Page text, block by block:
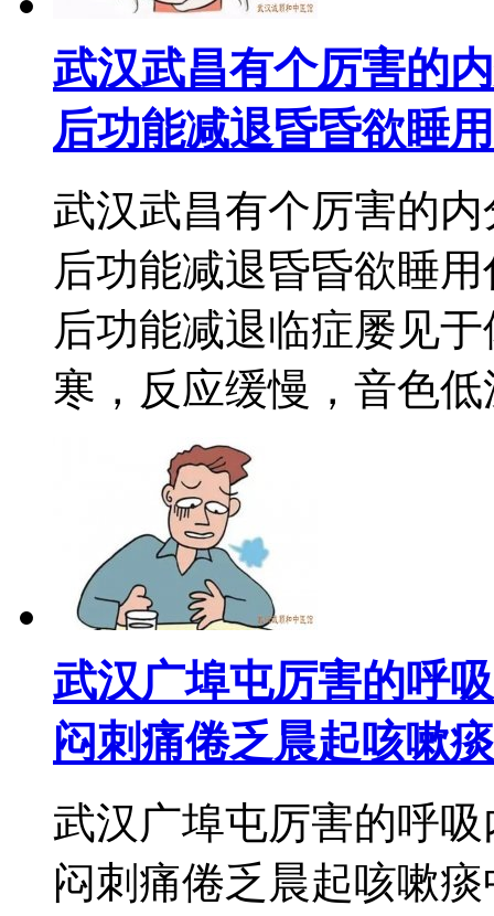
武汉武昌有个厉害的
后功能减退昏昏欲睡用
武汉武昌有个厉害的
后功能减退昏昏欲睡
后功能减退临症屡见
寒，反应缓慢，音色低
武汉广埠屯厉害的呼
闷刺痛倦乏晨起咳嗽痰
武汉广埠屯厉害的呼
闷刺痛倦乏晨起咳嗽